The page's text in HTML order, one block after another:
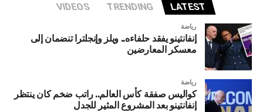
LATEST
TRENDING
VIDEOS
رياضة
إنفانتينو يفقد حلفاءه.. ويلز وإنجلترا تنضمان إلى
معسكر المعارضين
رياضة
كواليس صفقة كأس العالم.. راتب ضخم كان ينتظر
إنفانتينو بعد المشروع المثير للجدل